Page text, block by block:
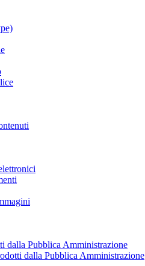
dalla Pubblica Amministrazione
dalla Pubblica Amministrazione